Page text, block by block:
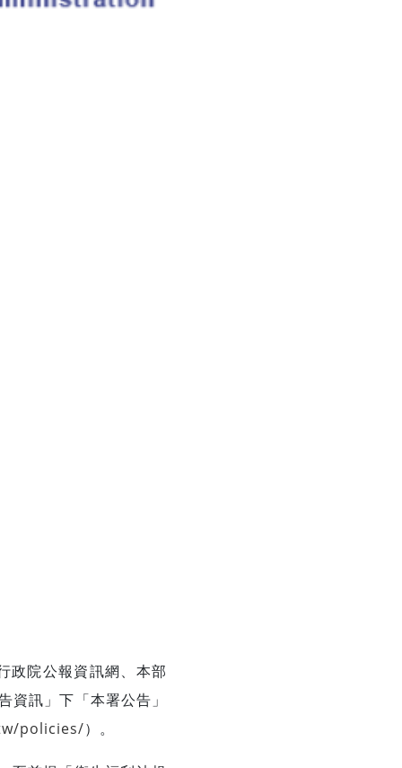
政院公報資訊網、本部
訊」下「本署公告」
policies/）。